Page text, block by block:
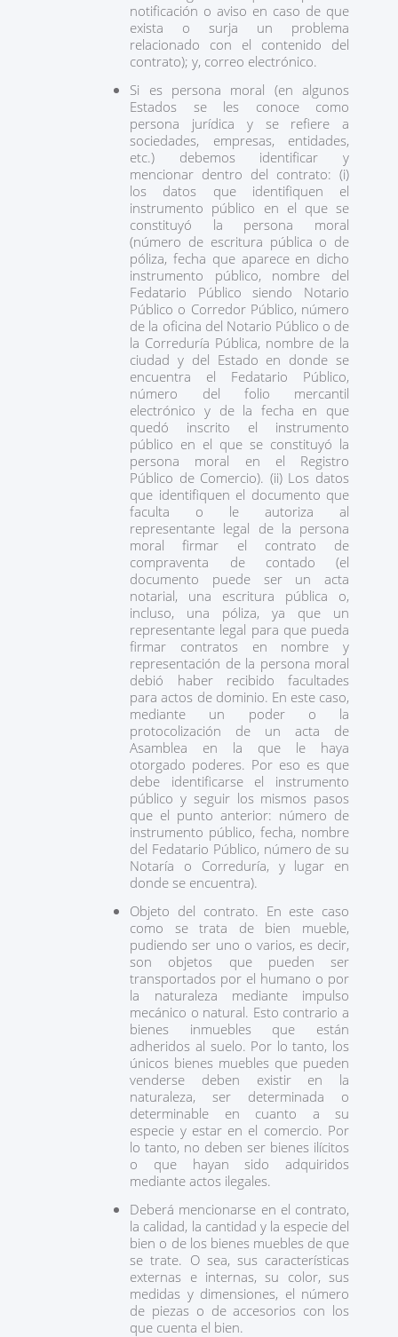
notificación o aviso en caso de que
exista o surja un problema
relacionado con el contenido del
contrato); y, correo electrónico.
Si es persona moral (en algunos
Estados se les conoce como
persona jurídica y se refiere a
sociedades, empresas, entidades,
etc.) debemos identificar y
mencionar dentro del contrato: (i)
los datos que identifiquen el
instrumento público en el que se
constituyó la persona moral
(número de escritura pública o de
póliza, fecha que aparece en dicho
instrumento público, nombre del
Fedatario Público siendo Notario
Público o Corredor Público, número
de la oficina del Notario Público o de
la Correduría Pública, nombre de la
ciudad y del Estado en donde se
encuentra el Fedatario Público,
número del folio mercantil
electrónico y de la fecha en que
quedó inscrito el instrumento
público en el que se constituyó la
persona moral en el Registro
Público de Comercio). (ii) Los datos
que identifiquen el documento que
faculta o le autoriza al
representante legal de la persona
moral firmar el contrato de
compraventa de contado (el
documento puede ser un acta
notarial, una escritura pública o,
incluso, una póliza, ya que un
representante legal para que pueda
firmar contratos en nombre y
representación de la persona moral
debió haber recibido facultades
para actos de dominio. En este caso,
mediante un poder o la
protocolización de un acta de
Asamblea en la que le haya
otorgado poderes. Por eso es que
debe identificarse el instrumento
público y seguir los mismos pasos
que el punto anterior: número de
instrumento público, fecha, nombre
del Fedatario Público, número de su
Notaría o Correduría, y lugar en
donde se encuentra).
Objeto del contrato. En este caso
como se trata de bien mueble,
pudiendo ser uno o varios, es decir,
son objetos que pueden ser
transportados por el humano o por
la naturaleza mediante impulso
mecánico o natural. Esto contrario a
bienes inmuebles que están
adheridos al suelo. Por lo tanto, los
únicos bienes muebles que pueden
venderse deben existir en la
naturaleza, ser determinada o
determinable en cuanto a su
especie y estar en el comercio. Por
lo tanto, no deben ser bienes ilícitos
o que hayan sido adquiridos
mediante actos ilegales.
Deberá mencionarse en el contrato,
la calidad, la cantidad y la especie del
bien o de los bienes muebles de que
se trate. O sea, sus características
externas e internas, su color, sus
medidas y dimensiones, el número
de piezas o de accesorios con los
que cuenta el bien.